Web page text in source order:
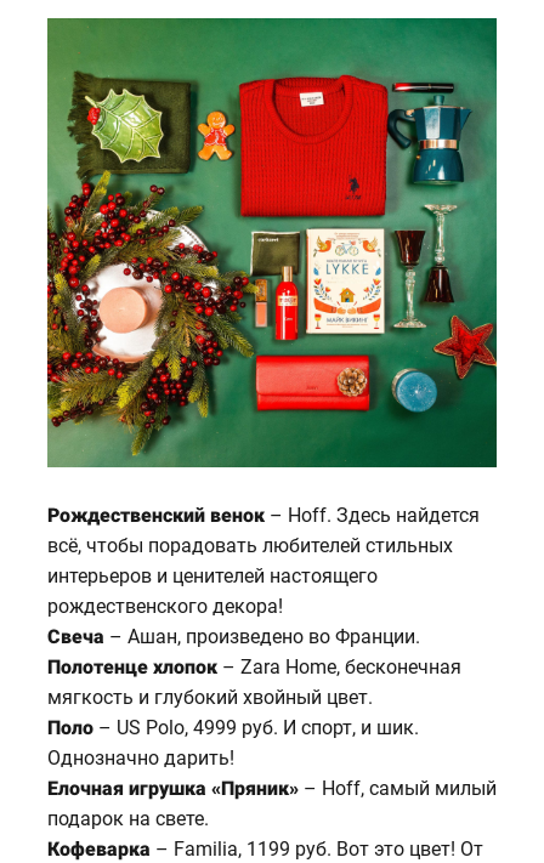
Рождественский венок– Hoff. Здесь найдется
всё, чтобы порадовать любителей стильных
интерьеров и ценителей настоящего
рождественского декора!
Свеча – Ашан, произведено во Франции.
Полотенце хлопок– Zara Home, бесконечная
мягкость и глубокий хвойный цвет.
Поло– US Polo, 4999 руб. И спорт, и шик.
Однозначно дарить!
Елочная игрушка «Пряник»– Hoff, самый милый
подарок на свете.
Кофеварка – Familia, 1199 руб. Вот это цвет! От